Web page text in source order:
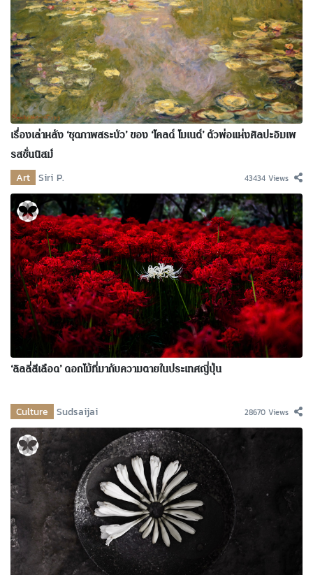
เรื่องเล่าหลัง ‘ชุดภาพสระบัว’ ของ ‘โคลด์ โมเนต์’ ตัวพ่อแห่งศิลปะอิมเพ
รสชั่นนิสม์
Art Siri P. 43434 Views
‘ลิลลี่สีเลือด’ ดอกไม้ที่มากับความตายในประเทศญี่ปุ่น
Culture Sudsaijai 28670 Views